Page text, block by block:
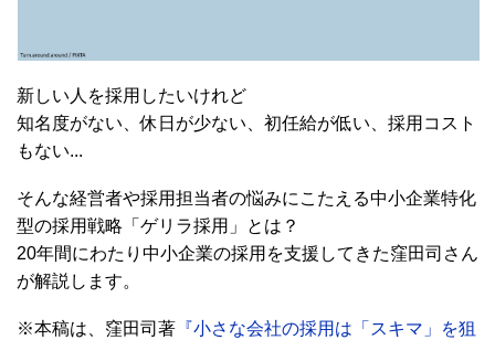
新しい人を採用したいけれど
知名度がない、休日が少ない、初任給が低い、採用コスト
もない...
そんな経営者や採用担当者の悩みにこたえる中小企業特化
型の採用戦略「ゲリラ採用」とは？
20年間にわたり中小企業の採用を支援してきた窪田司さん
が解説します。
※本稿は、窪田司著 『小さな会社の採用は「スキマ」を狙